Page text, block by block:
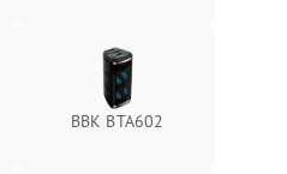
BBK BTA602